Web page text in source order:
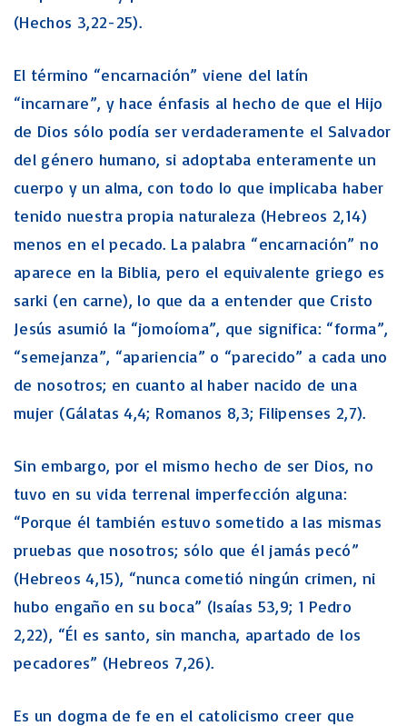
(Hechos 3,22-25).
El término “encarnación” viene del latín
“incarnare”, y hace énfasis al hecho de que el Hijo
de Dios sólo podía ser verdaderamente el Salvador
del género humano, si adoptaba enteramente un
cuerpo y un alma, con todo lo que implicaba haber
tenido nuestra propia naturaleza (Hebreos 2,14)
menos en el pecado. La palabra “encarnación” no
aparece en la Biblia, pero el equivalente griego es
sarki (en carne), lo que da a entender que Cristo
Jesús asumió la “jomoíoma”, que significa: “forma”,
“semejanza”, “apariencia” o “parecido” a cada uno
de nosotros; en cuanto al haber nacido de una
mujer (Gálatas 4,4; Romanos 8,3; Filipenses 2,7).
Sin embargo, por el mismo hecho de ser Dios, no
tuvo en su vida terrenal imperfección alguna:
“Porque él también estuvo sometido a las mismas
pruebas que nosotros; sólo que él jamás pecó”
(Hebreos 4,15), “nunca cometió ningún crimen, ni
hubo engaño en su boca” (Isaías 53,9; 1 Pedro
2,22), “Él es santo, sin mancha, apartado de los
pecadores” (Hebreos 7,26).
Es un dogma de fe en el catolicismo creer que